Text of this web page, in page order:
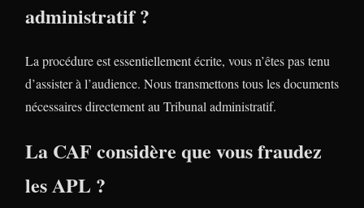
administratif ?
La procédure est essentiellement écrite, vous n’êtes pas tenu
d’assister à l’audience. Nous transmettons tous les documents
nécessaires directement au Tribunal administratif.
La CAF considère que vous fraudez
les APL ?